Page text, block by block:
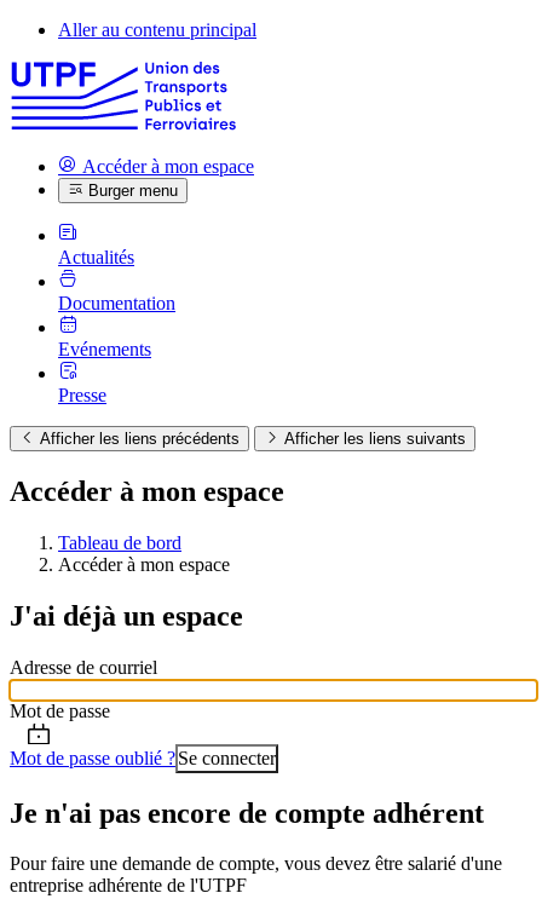
Aller au contenu principal
Accéder à mon espace
Burger menu
Actualités
Documentation
Evénements
Presse
Afficher les liens précédents Afficher les liens suivants
Accéder à mon espace
Tableau de bord
Accéder à mon espace
J'ai déjà un espace
Adresse de courriel
Mot de passe
Mot de passe oublié ?
Je n'ai pas encore de compte adhérent
Pour faire une demande de compte, vous devez être salarié d'une
entreprise adhérente de l'UTPF